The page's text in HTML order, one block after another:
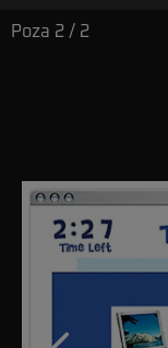
Poza 2 / 2